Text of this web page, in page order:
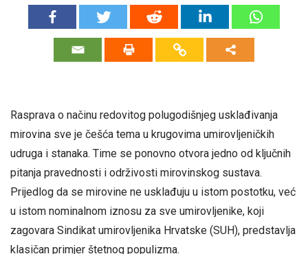
Rasprava o načinu redovitog polugodišnjeg usklađivanja
mirovina sve je češća tema u krugovima umirovljeničkih
udruga i stanaka. Time se ponovno otvora jedno od ključnih
pitanja pravednosti i održivosti mirovinskog sustava.
Prijedlog da se mirovine ne usklađuju u istom postotku, već
u istom nominalnom iznosu za sve umirovljenike, koji
zagovara Sindikat umirovljenika Hrvatske (SUH), predstavlja
klasičan primjer štetnog populizma.